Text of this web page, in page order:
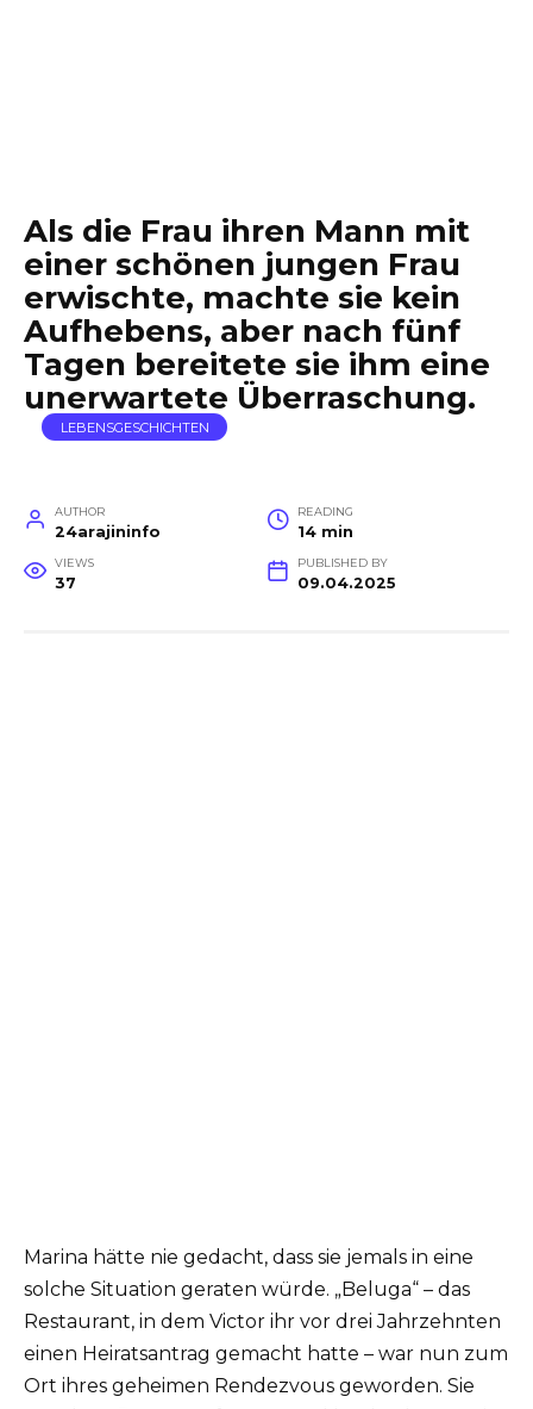
Als die Frau ihren Mann mit
einer schönen jungen Frau
erwischte, machte sie kein
Aufhebens, aber nach fünf
Tagen bereitete sie ihm eine
unerwartete Überraschung.
LEBENSGESCHICHTEN
AUTHOR
24arajininfo
READING
14 min
VIEWS
37
PUBLISHED BY
09.04.2025
Marina hätte nie gedacht, dass sie jemals in eine
solche Situation geraten würde. „Beluga“ – das
Restaurant, in dem Victor ihr vor drei Jahrzehnten
einen Heiratsantrag gemacht hatte – war nun zum
Ort ihres geheimen Rendezvous geworden. Sie